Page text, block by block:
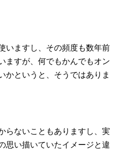
いますし、その頻度も数年前
ますが、何でもかんでもオン
かというと、そうではありま
らないこともありますし、実
思い描いていたイメージと違